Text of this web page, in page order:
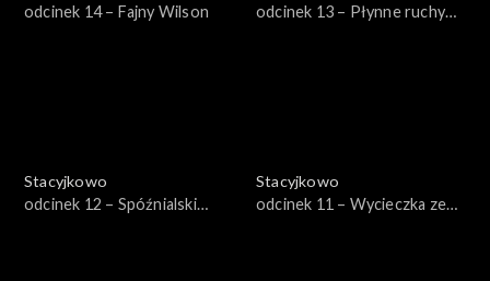
odcinek 14 – Fajny Wilson
odcinek 13 – Płynne ruchy
Stacyjkowo
odcinek 12 – Spóźnialski
Stacyjkowo
odcinek 11 – Wycieczka ze